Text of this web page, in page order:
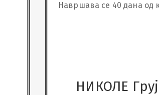
Навршава се 40 дана од
НИКОЛЕ